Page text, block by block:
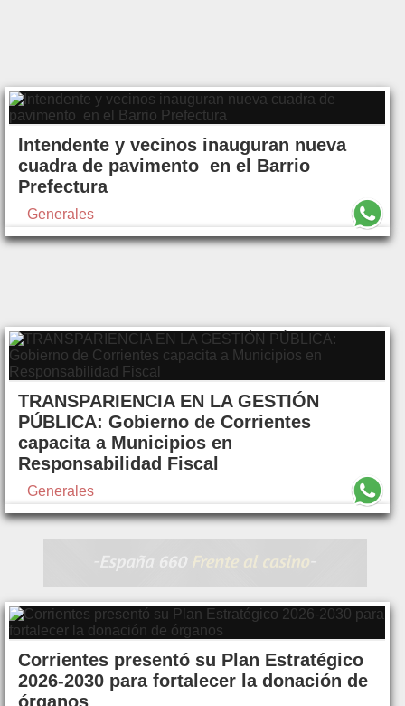
Intendente y vecinos inauguran nueva
cuadra de pavimento en el Barrio
Prefectura
Generales
TRANSPARIENCIA EN LA GESTIÓN
PÚBLICA: Gobierno de Corrientes
capacita a Municipios en
Responsabilidad Fiscal
Generales
Corrientes presentó su Plan Estratégico
2026-2030 para fortalecer la donación de
órganos